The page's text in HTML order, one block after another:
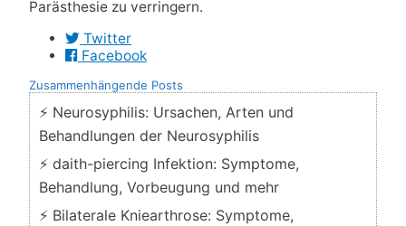
Parästhesie zu verringern.
Twitter
Facebook
Zusammenhängende Posts
⚡ Neurosyphilis: Ursachen, Arten und
Behandlungen der Neurosyphilis
⚡ daith-piercing Infektion: Symptome,
Behandlung, Vorbeugung und mehr
⚡ Bilaterale Kniearthrose: Symptome,